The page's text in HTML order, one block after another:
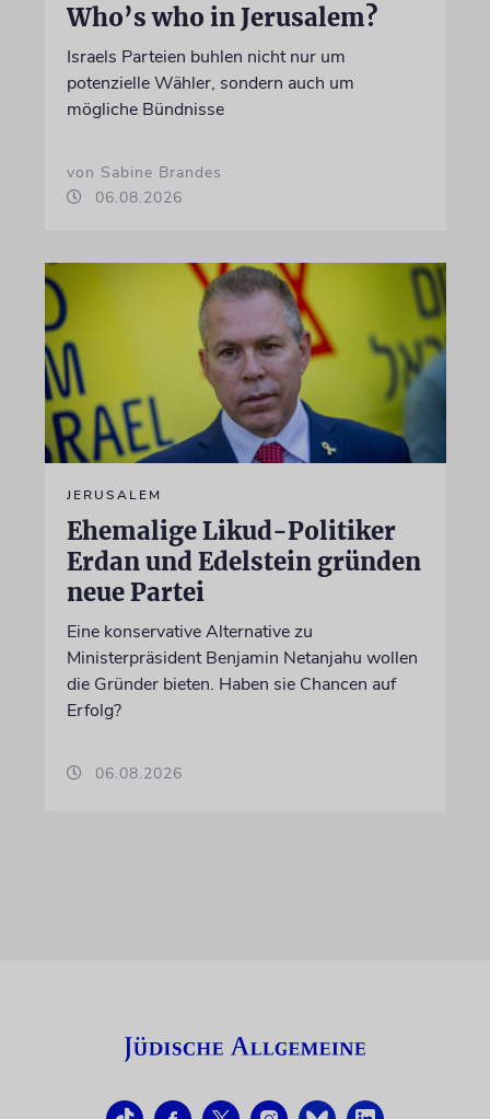
Who’s who in Jerusalem?
Israels Parteien buhlen nicht nur um
potenzielle Wähler, sondern auch um
mögliche Bündnisse
von Sabine Brandes
06.08.2026
JERUSALEM
Ehemalige Likud-Politiker
Erdan und Edelstein gründen
neue Partei
Eine konservative Alternative zu
Ministerpräsident Benjamin Netanjahu wollen
die Gründer bieten. Haben sie Chancen auf
Erfolg?
06.08.2026